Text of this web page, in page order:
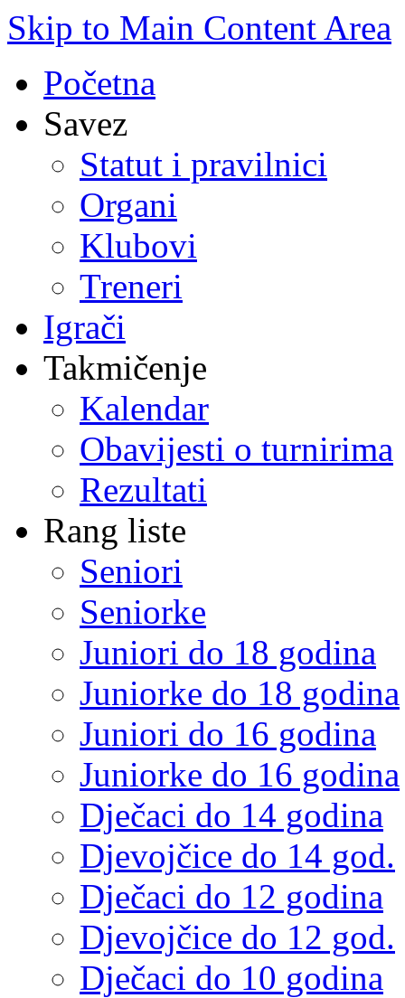
Skip to Main Content Area
Početna
Savez
Statut i pravilnici
Organi
Klubovi
Treneri
Igrači
Takmičenje
Kalendar
Obavijesti o turnirima
Rezultati
Rang liste
Seniori
Seniorke
Juniori do 18 godina
Juniorke do 18 godina
Juniori do 16 godina
Juniorke do 16 godina
Dječaci do 14 godina
Djevojčice do 14 god.
Dječaci do 12 godina
Djevojčice do 12 god.
Dječaci do 10 godina